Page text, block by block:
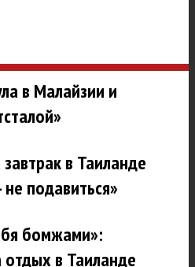
в Малайзии и
в Таиланде
подавиться»
бомжами»:
отдых в Таиланде